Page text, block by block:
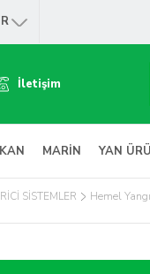
İletişim
MARİN YAN
SİSTEMLER Hemel